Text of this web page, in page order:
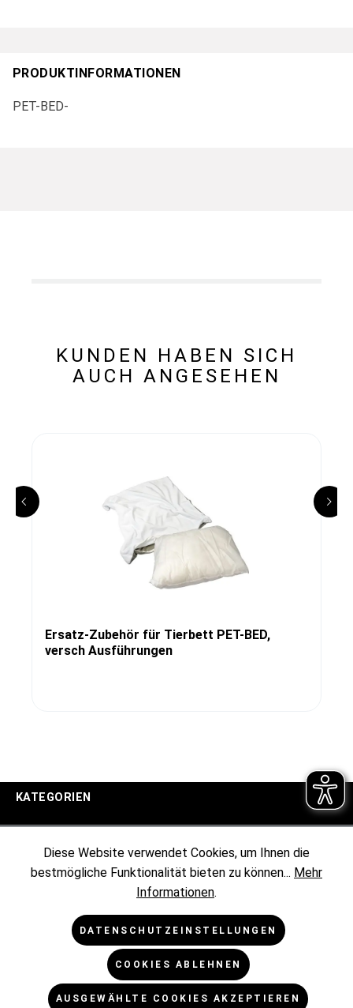
PRODUKTINFORMATIONEN
PET-BED-
KUNDEN HABEN SICH
AUCH ANGESEHEN
Ersatz-Zubehör für Tierbett PET-BED,
versch Ausführungen
KATEGORIEN
KUNDENINFORMATIONEN
RECHTLICHES
Diese Website verwendet Cookies, um Ihnen die
bestmögliche Funktionalität bieten zu können... Mehr
Informationen.
DATENSCHUTZEINSTELLUNGEN
COOKIES ABLEHNEN
AUSGEWÄHLTE COOKIES AKZEPTIEREN